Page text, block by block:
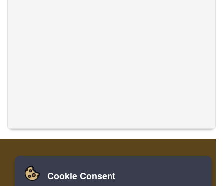
家 登录 寄存器
Cookie Consent